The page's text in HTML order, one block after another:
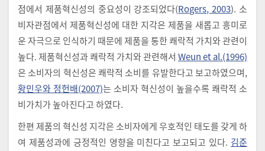
점에서 제품혁신성의 중요성이 강조되었다(Rogers, 2003). 소
비자관점에서 제품혁신성에 대한 지각은 제품을 새롭고 흥미로
운 자극으로 인식하기 때문에 제품을 통한 쾌락적 가치와 관련이
높다. 제품혁신성과 쾌락적 가치와 관련해서 Weun et al.(1996)
은 소비자의 혁신성은 쾌락적 소비를 유발한다고 보고하였으며,
황민우와 정헌배(2007)는 소비자 혁신성이 높을수록 쾌락적 소
비가치가 높아진다고 하였다.
한편 제품의 혁신성 지각은 소비자에게 우호적인 태도를 갖게 하
여 제품성과에 긍정적인 영향을 미친다고 보고되고 있다. 김준